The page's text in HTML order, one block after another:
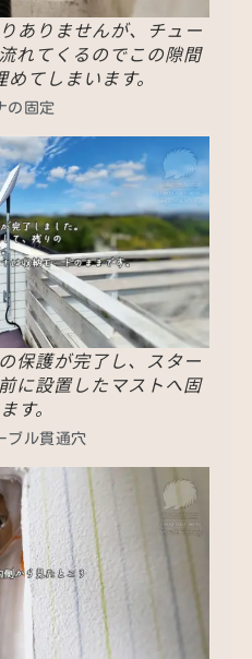
ありませんが、チュー
れてくるのでこの隙間
てしまいます。
の固定
保護が完了し、スター
に設置したマストへ固
す。
ブル貫通穴